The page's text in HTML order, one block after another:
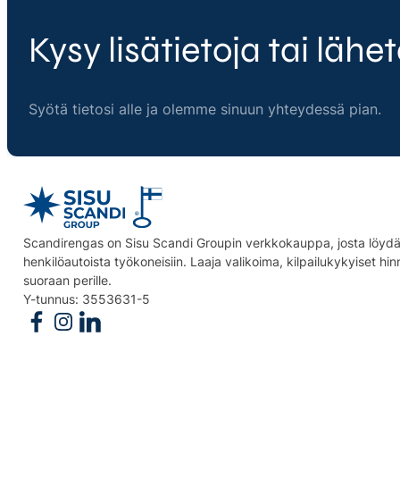
Kysy lisätietoja tai
Syötä tietosi alle ja olemme sinuun yhteydessä pian.
Scandirengas on Sisu Scandi Groupin verkkokauppa, josta
henkilöautoista työkoneisiin. Laaja valikoima, kilpailukykyiset
suoraan perille.
Y-tunnus: 3553631-5
Follow us on Facebook
Follow us on Instagram
Follow us on Linkedin